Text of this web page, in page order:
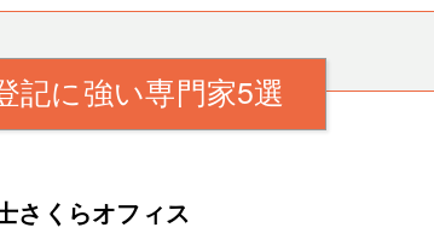
記に強い専門家5選
さくらオフィス